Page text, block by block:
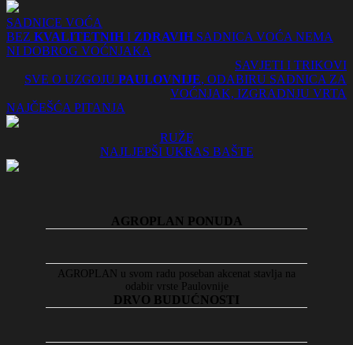
SADNICE VOĆA
BEZ KVALITETNIH I ZDRAVIH SADNICA VOĆA NEMA
NI DOBROG VOĆNJAKA
SAVJETI I TRIKOVI
SVE O UZGOJU PAULOVNIJE, ODABIRU SADNICA ZA
VOĆNJAK, IZGRADNJU VRTA
NAJČEŠĆA PITANJA
RUŽE
NAJLJEPŠI UKRAS BAŠTE
AGROPLAN PONUDA
AGROPLAN u svom radu poseban akcenat stavlja na
odabir vrste Paulovnije
DRVO BUDUĆNOSTI